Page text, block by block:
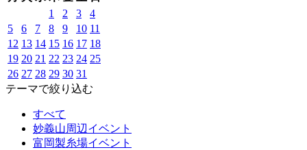
1
2 3
4
5
6 7 8 9 10 11
12 13 14 15 16 17 18
19 20 21 22 23 24 25
26 27 28 29 30 31
テーマで絞り込む
すべて
妙義山周辺イベント
富岡製糸場イベント